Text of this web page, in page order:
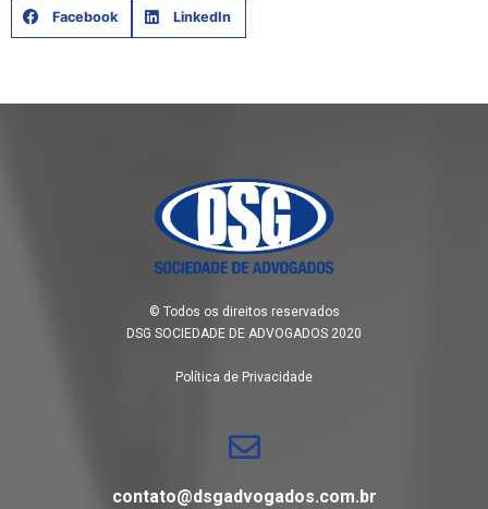
Facebook LinkedIn
© Todos os direitos reservados
DSG SOCIEDADE DE ADVOGADOS 2020
Política de Privacidade
contato@dsgadvogados.com.br